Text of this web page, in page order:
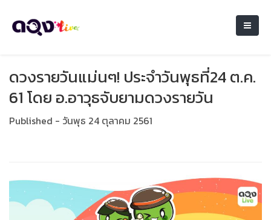
ดวงรายวันแม่นๆ! ประจำวันพุธที่24 ต.ค.
61 โดย อ.อาวุธจับยามดวงรายวัน
Published - วันพุธ 24 ตุลาคม 2561